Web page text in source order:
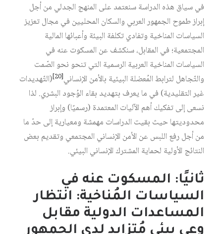
في سياق هذه الدراسة سنعتمد على المنهج الجدلي من أجل
إبراز طموح الجمهور العربي والسكان المحليين في مجال تعزيز
السياسات المناخية وتفادي تكلفة البيئة وأعبائها المالية
المجتمعية؛ في المقابل، سنكشف عن المسكوت عنه في
السياسات المناخية العربية الرسمية التي تنحو نحو الصّمت
والتّجاهل لترابط المُعضلة البيئية بالأمن الإنساني‏[20]
(التّهديدات
غير التقليدية) في ما يعرف بتهديد بقاء الوُجود البشري. لذا
نسعى إلى تفكيك أهم الآليات المعتمدة (رسميًا) وإبراز
محدوديتها حيث بقيت الدراسات مهمشة ومعيارية إلى حدّ ما
من أجل رفع اللبس عن الأمن الإنساني المجتمعي وتقديم بعض
النتائج الأولية لحماية المشترك الإنساني البيئي.
ثانيًا: المسكوت عنه في
السياسات المُناخية: انتظار
المساعدات الدولية مقابل
وعي بيئي مُتزايد لدى الجمهور